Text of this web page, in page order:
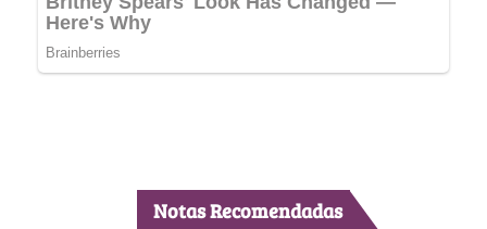
Notas Recomendadas